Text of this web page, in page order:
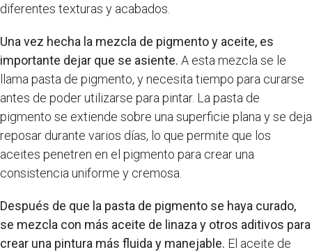
diferentes texturas y acabados.
Una vez hecha la mezcla de pigmento y aceite, es
importante dejar que se asiente. A esta mezcla se le
llama pasta de pigmento, y necesita tiempo para curarse
antes de poder utilizarse para pintar. La pasta de
pigmento se extiende sobre una superficie plana y se deja
reposar durante varios días, lo que permite que los
aceites penetren en el pigmento para crear una
consistencia uniforme y cremosa.
Después de que la pasta de pigmento se haya curado,
se mezcla con más aceite de linaza y otros aditivos para
crear una pintura más fluida y manejable. El aceite de